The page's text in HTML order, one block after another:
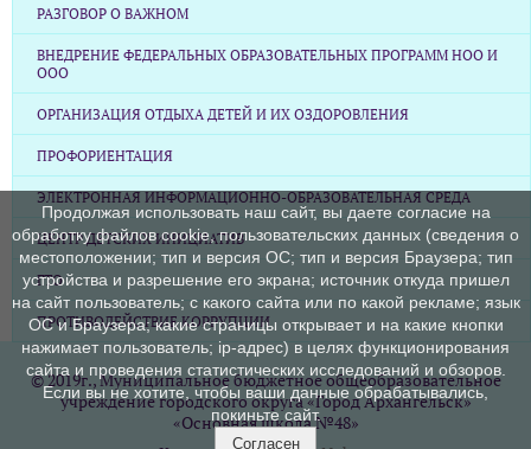
РАЗГОВОР О ВАЖНОМ
ВНЕДРЕНИЕ ФЕДЕРАЛЬНЫХ ОБРАЗОВАТЕЛЬНЫХ ПРОГРАММ НОО И
ООО
ОРГАНИЗАЦИЯ ОТДЫХА ДЕТЕЙ И ИХ ОЗДОРОВЛЕНИЯ
ПРОФОРИЕНТАЦИЯ
ЭЛЕКТРОННАЯ ИНФОРМАЦИОННО-ОБРАЗОВАТЕЛЬНАЯ СРЕДА
ЦЕНТР ДЕТСКИХ ИНИЦИАТИВ
ГТО
ПРОТИВОДЕЙСТВИЕ КОРРУПЦИИ
© 2019г., Муниципальное бюджетное общеобразовательное
учреждение городского округа «Город Архангельск»
«Основная школа №48»
Продолжая использовать наш сайт, вы даете согласие на
обработку файлов cookie, пользовательских данных (сведения о
местоположении; тип и версия ОС; тип и версия Браузера; тип
устройства и разрешение его экрана; источник откуда пришел
на сайт пользователь; с какого сайта или по какой рекламе; язык
ОС и Браузера; какие страницы открывает и на какие кнопки
нажимает пользователь; ip-адрес) в целях функционирования
сайта и проведения статистических исследований и обзоров.
Если вы не хотите, чтобы ваши данные обрабатывались,
покиньте сайт.
Согласен